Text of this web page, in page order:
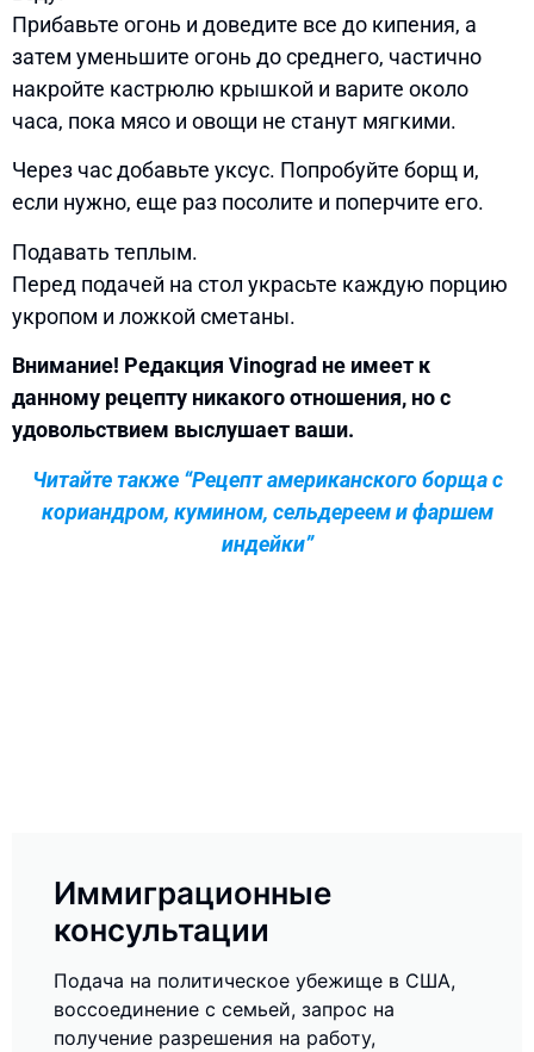
Прибавьте огонь и доведите все до кипения, а
затем уменьшите огонь до среднего, частично
накройте кастрюлю крышкой и варите около
часа, пока мясо и овощи не станут мягкими.
Через час добавьте уксус. Попробуйте борщ и,
если нужно, еще раз посолите и поперчите его.
Подавать теплым.
Перед подачей на стол украсьте каждую порцию
укропом и ложкой сметаны.
Внимание! Редакция Vinograd не имеет к
данному рецепту никакого отношения, но с
удовольствием выслушает ваши.
Читайте также “Рецепт американского борща с
кориандром, кумином, сельдереем и фаршем
индейки”
Иммиграционные
консультации
Подача на политическое убежище в США,
воссоединение с семьей, запрос на
получение разрешения на работу,